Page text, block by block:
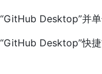
Desktop”并
Desktop”快